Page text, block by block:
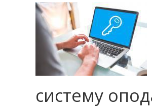
систему